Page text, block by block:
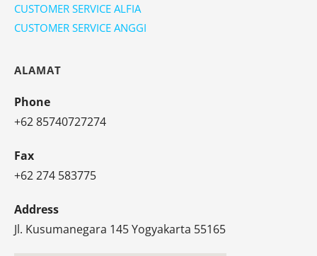
CUSTOMER SERVICE ALFIA
CUSTOMER SERVICE ANGGI
ALAMAT
Phone
+62 85740727274
Fax
+62 274 583775
Address
Jl. Kusumanegara 145 Yogyakarta 55165